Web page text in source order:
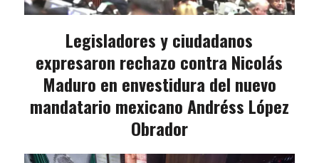
Legisladores y ciudadanos
expresaron rechazo contra Nicolás
Maduro en envestidura del nuevo
mandatario mexicano Andréss López
Obrador